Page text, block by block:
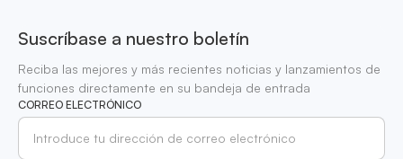
Suscríbase a nuestro boletín
Reciba las mejores y más recientes noticias y lanzamientos de
funciones directamente en su bandeja de entrada
CORREO ELECTRÓNICO